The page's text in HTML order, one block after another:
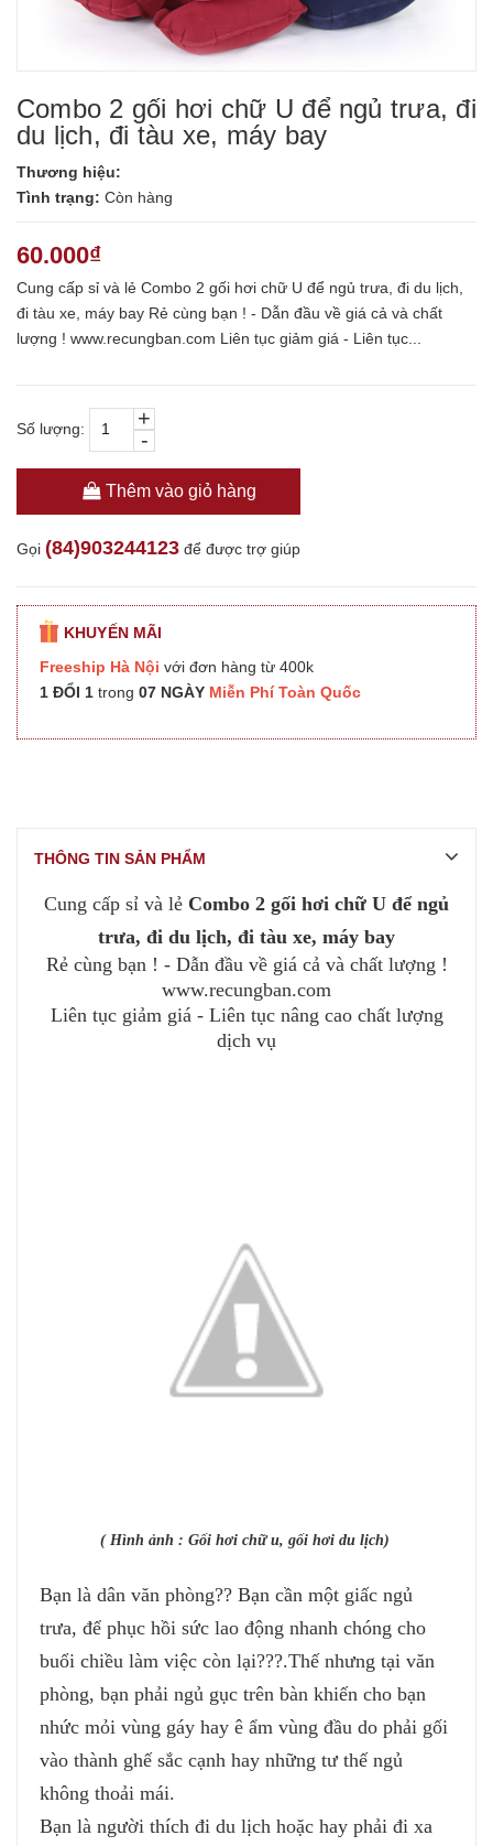
Combo 2 gối hơi chữ U để ngủ trưa, đi
du lịch, đi tàu xe, máy bay
Thương hiệu:
Tình trạng: Còn hàng
60.000₫
Cung cấp sỉ và lẻ Combo 2 gối hơi chữ U để ngủ trưa, đi du lịch,
đi tàu xe, máy bay Rẻ cùng bạn ! - Dẫn đầu về giá cả và chất
lượng ! www.recungban.com Liên tục giảm giá - Liên tục...
Số lượng: -
+
Thêm vào giỏ hàng
Gọi (84)903244123 để được trợ giúp
KHUYẾN MÃI
Freeship Hà Nội với đơn hàng từ 400k
1 ĐỔI 1 trong 07 NGÀY Miễn Phí Toàn Quốc
THÔNG TIN SẢN PHẨM
Cung cấp sỉ và lẻ Combo 2 gối hơi chữ U để ngủ
trưa, đi du lịch, đi tàu xe, máy bay
Rẻ cùng bạn ! - Dẫn đầu về giá cả và chất lượng !
www.recungban.com
Liên tục giảm giá - Liên tục nâng cao chất lượng
dịch vụ
( Hình ảnh : Gối hơi chữ u, gối hơi du lịch)
Bạn là dân văn phòng?? Bạn cần một giấc ngủ
trưa, để phục hồi sức lao động nhanh chóng cho
buổi chiều làm việc còn lại???.Thế nhưng tại văn
phòng, bạn phải ngủ gục trên bàn khiến cho bạn
nhức mỏi vùng gáy hay ê ẩm vùng đầu do phải gối
vào thành ghế sắc cạnh hay những tư thế ngủ
không thoải mái.
Bạn là người thích đi du lịch hoặc hay phải đi xa